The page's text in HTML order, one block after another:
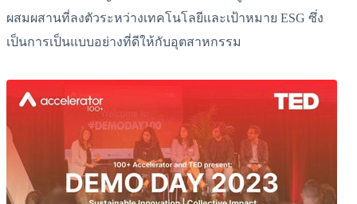
ผสมผสานที่ลงตัวระหว่างเทคโนโลยีและเป้าหมาย ESG ซึ่ง
เป็นการเป็นแบบอย่างที่ดีให้กับอุตสาหกรรม